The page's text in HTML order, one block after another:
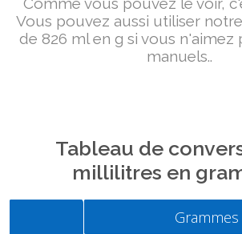
Vous pouvez aussi utiliser
de 826 ml en g si vous n'aimez
manuels..
Tableau de
millilitres en
Grammes